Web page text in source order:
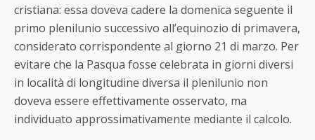
cristiana: essa doveva cadere la domenica seguente il
primo plenilunio successivo all’equinozio di primavera,
considerato corrispondente al giorno 21 di marzo. Per
evitare che la Pasqua fosse celebrata in giorni diversi
in località di longitudine diversa il plenilunio non
doveva essere effettivamente osservato, ma
individuato approssimativamente mediante il calcolo.